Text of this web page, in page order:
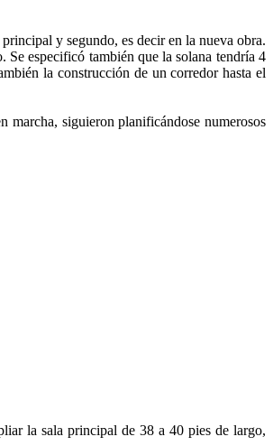
y segundo, es decir en la nueva obra.
especificó también que la solana tendría 4
la construcción de un corredor hasta el
marcha, siguieron planificándose numerosos
la sala principal de 38 a 40 pies de largo,